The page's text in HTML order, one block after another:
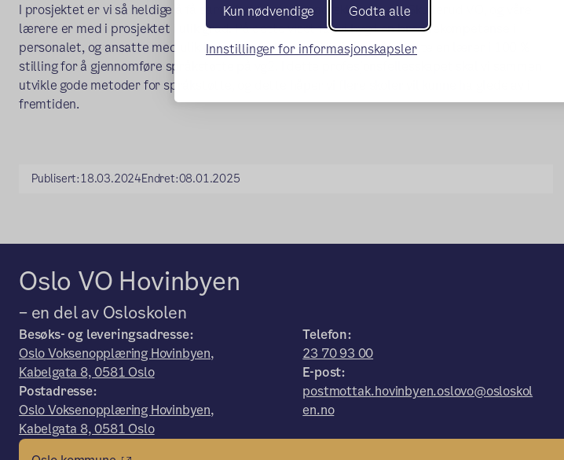
Kun nødvendige Godta alle
Innstillinger for informasjonskapsler
I prosjektet er vi så heldige å få samarbeide med to norsklærere fra Skullerud VO, og våre
lærere er med i prosjektet i ulik grad. På dette viset får vi bygd en breddekompetanse i
personalet, og ansatte med ulik bakgrunn bidrar inn. Vi skal også tilsette en lærer i 100 %
stilling for å gjennomføre språkstøtte på vg2. I dette profesjonsfellesskapet skal vi sammen
utvikle gode metoder for språkstøtte, og dette håper vi flere skoler vil kunne ha glede av i
fremtiden.
Publisert:18.03.2024Endret:08.01.2025
Oslo VO Hovinbyen
– en del av Osloskolen
Besøks- og leveringsadresse:
Oslo Voksenopplæring Hovinbyen,
Kabelgata 8, 0581 Oslo
Postadresse:
Oslo Voksenopplæring Hovinbyen,
Kabelgata 8, 0581 Oslo
Telefon:
23 70 93 00
E-post:
postmottak.hovinbyen.oslovo@osloskol
en.no